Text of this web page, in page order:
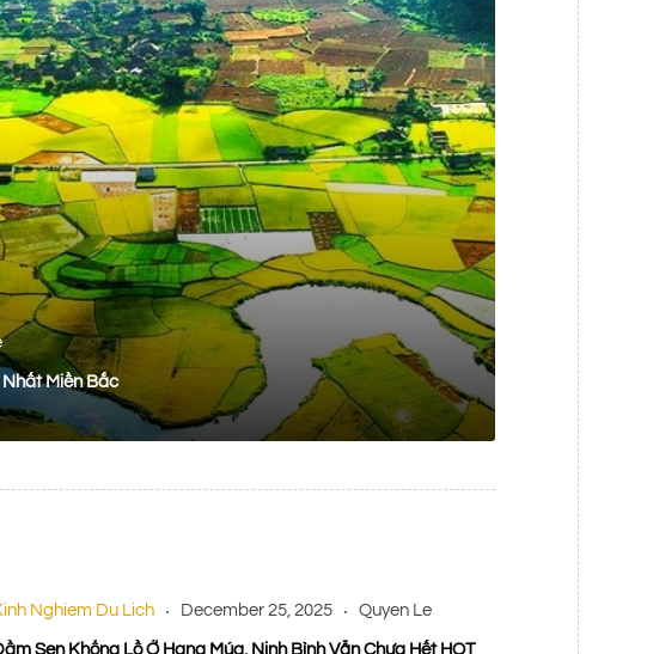
Miền Bắc
Nghiem Du Lich December 25, 2025 Quyen Le
Sen Khổng Lồ Ở Hang Múa, Ninh Bình Vẫn Chưa Hết HOT